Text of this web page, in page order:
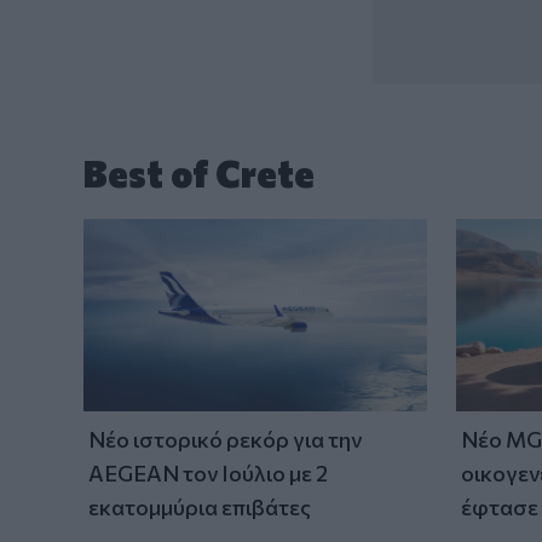
Best of Crete
Νέο ιστορικό ρεκόρ για την
AEGEAN τον Ιούλιο με 2
εκατομμύρια επιβάτες
Νέο
έφτασε